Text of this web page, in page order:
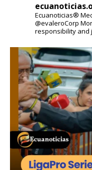
Ecuanoticias®
@evaleroCorp
responsibility and